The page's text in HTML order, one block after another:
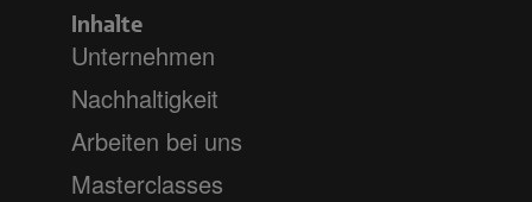
Inhalte
Unternehmen
Nachhaltigkeit
Arbeiten bei uns
Masterclasses